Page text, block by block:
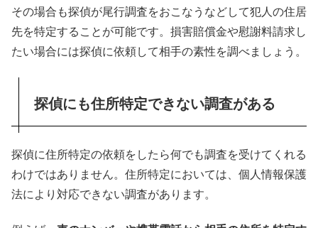
その場合も探偵が尾行調査をおこなうなどして犯人の住居
先を特定することが可能です。損害賠償金や慰謝料請求し
たい場合には探偵に依頼して相手の素性を調べましょう。
探偵にも住所特定できない調査がある
探偵に住所特定の依頼をしたら何でも調査を受けてくれる
わけではありません。住所特定においては、個人情報保護
法により対応できない調査があります。